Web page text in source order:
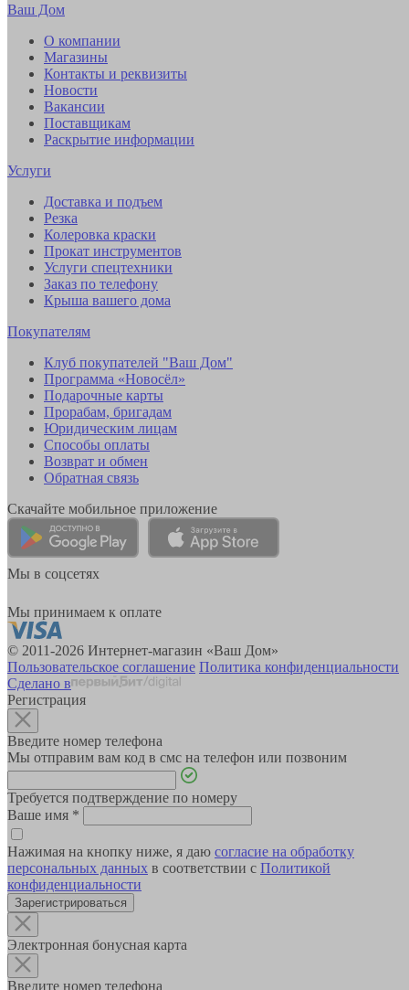
Ваш Дом
О компании
Магазины
Контакты и реквизиты
Новости
Вакансии
Поставщикам
Раскрытие информации
Услуги
Доставка и подъем
Резка
Колеровка краски
Прокат инструментов
Услуги спецтехники
Заказ по телефону
Крыша вашего дома
Покупателям
Клуб покупателей "Ваш Дом"
Программа «Новосёл»
Подарочные карты
Прорабам, бригадам
Юридическим лицам
Способы оплаты
Возврат и обмен
Обратная связь
Скачайте мобильное приложение
Мы в соцсетях
Мы принимаем к оплате
© 2011-2026 Интернет-магазин «Ваш Дом»
Пользовательское соглашение Политика конфиденциальности
Сделано в
Регистрация
Введите номер телефона
Мы отправим вам код в смс на телефон или позвоним
Требуется подтверждение по номеру
Ваше имя *
Нажимая на кнопку ниже, я даю согласие на обработку
персональных данных в соответствии с Политикой
конфиденциальности
Зарегистрироваться
Электронная бонусная карта
Введите номер телефона